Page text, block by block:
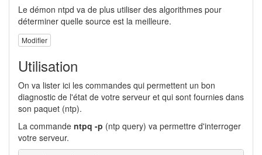
Le démon ntpd va de plus utiliser des algorithmes pour
déterminer quelle source est la meilleure.
Modifier
Utilisation
On va lister ici les commandes qui permettent un bon
diagnostic de l'état de votre serveur et qui sont fournies dans
son paquet (ntp).
La commande ntpq -p (ntp query) va permettre d'interroger
votre serveur.